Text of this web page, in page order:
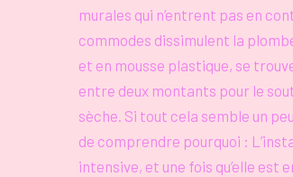
murales qui n’entrent pas en
commodes dissimulent la
et en mousse plastique, se
entre deux montants pour le
sèche. Si tout cela semble un
de comprendre pourquoi :
intensive, et une fois qu’elle est